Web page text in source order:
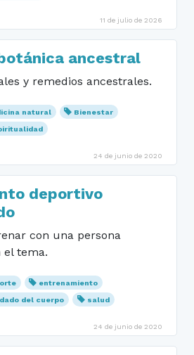
11 de julio de 2026
ancestral
y remedios ancestrales.
natural
Bienestar
24 de junio de 2020
deportivo
con una persona
el tema.
entrenamiento
del cuerpo salud
24 de junio de 2020